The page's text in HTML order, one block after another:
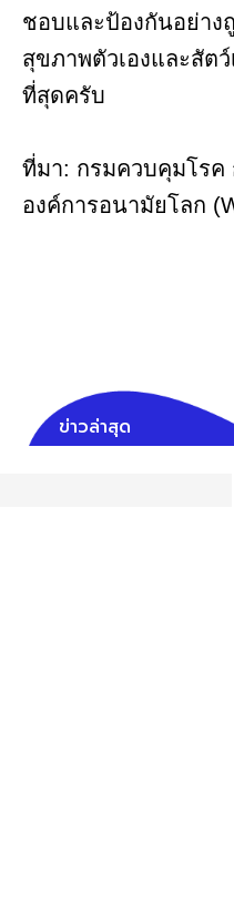
ชอบและป้องกันอย่าง
สุขภาพตัวเองและสัต
ที่สุดครับ
ที่มา: กรมควบคุมโรค
องค์การอนามัยโลก
ข่าวล่าสุด